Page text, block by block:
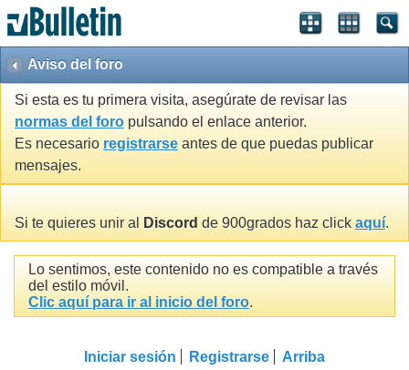
Aviso del foro
Si esta es tu primera visita, asegúrate de revisar las
normas del foro pulsando el enlace anterior.
Es necesario registrarse antes de que puedas publicar
mensajes.
Si te quieres unir al Discord de 900grados haz click aquí.
Lo sentimos, este contenido no es compatible a través
del estilo móvil.
Clic aquí para ir al inicio del foro.
Iniciar sesión Registrarse Arriba